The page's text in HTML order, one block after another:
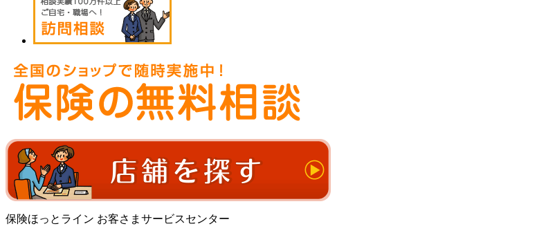
保険ほっとライン お客さまサービスセンター